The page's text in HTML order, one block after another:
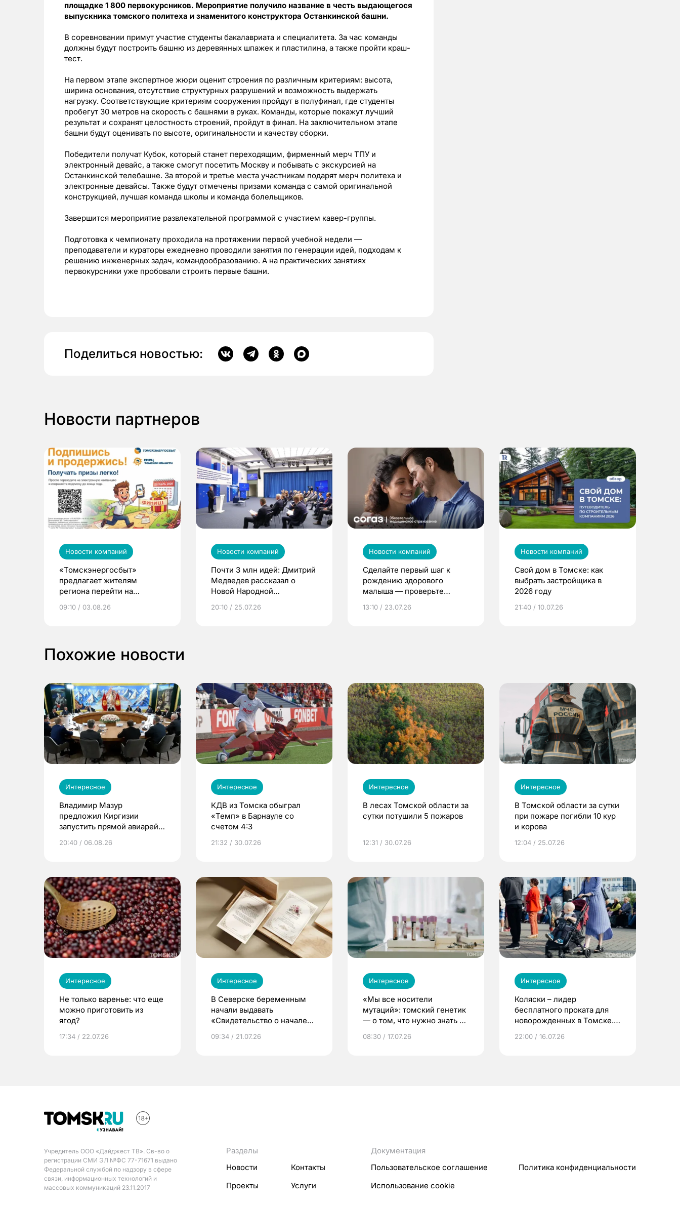
площадке 1 800 первокурсников. Мероприятие получило название в честь выдающегося
выпускника томского политеха и знаменитого конструктора Останкинской башни.
В соревновании примут участие студенты бакалавриата и специалитета. За час команды
должны будут построить башню из деревянных шпажек и пластилина, а также пройти краш-
тест.
На первом этапе экспертное жюри оценит строения по различным критериям: высота,
ширина основания, отсутствие структурных разрушений и возможность выдержать
нагрузку. Соответствующие критериям сооружения пройдут в полуфинал, где студенты
пробегут 30 метров на скорость с башнями в руках. Команды, которые покажут лучший
результат и сохранят целостность строений, пройдут в финал. На заключительном этапе
башни будут оценивать по высоте, оригинальности и качеству сборки.
Победители получат Кубок, который станет переходящим, фирменный мерч ТПУ и
электронный девайс, а также смогут посетить Москву и побывать с экскурсией на
Останкинской телебашне. За второй и третье места участникам подарят мерч политеха и
электронные девайсы. Также будут отмечены призами команда с самой оригинальной
конструкцией, лучшая команда школы и команда болельщиков.
Завершится мероприятие развлекательной программой с участием кавер-группы.
Подготовка к чемпионату проходила на протяжении первой учебной недели —
преподаватели и кураторы ежедневно проводили занятия по генерации идей, подходам к
решению инженерных задач, командообразованию. А на практических занятиях
первокурсники уже пробовали строить первые башни.
Поделиться новостью:
Новости партнеров
Новости компаний
«Томскэнергосбыт»
предлагает жителям
региона перейти на
выиграть призы
09:10 / 03.08.26
Новости компаний
Почти 3 млн идей: Дмитрий
Медведев рассказал о
Новой Народной
20:10 / 25.07.26
Новости компаний
Сделайте первый шаг к
рождению здорового
малыша — проверьте
по ОМС!
13:10 / 23.07.26
Новости компаний
Свой дом в Томске: как
выбрать застройщика в
2026 году
21:40 / 10.07.26
Похожие новости
Интересное
Владимир Мазур
предложил Киргизии
запустить прямой авиарейс
20:40 / 06.08.26
Интересное
КДВ из Томска обыграл
«Темп» в Барнауле со
счетом 4:3
21:32 / 30.07.26
Интересное
В лесах Томской области за
сутки потушили 5 пожаров
12:31 / 30.07.26
Интересное
В Томской области за сутки
при пожаре погибли 10 кур
и корова
12:04 / 25.07.26
Интересное
Не только варенье: что еще
можно приготовить из
ягод?
17:34 / 22.07.26
Интересное
В Северске беременным
начали выдавать
«Свидетельство о начале
09:34 / 21.07.26
Интересное
«Мы все носители
мутаций»: томский генетик
— о том, что нужно знать до
08:30 / 17.07.26
Интересное
Коляски – лидер
бесплатного проката для
новорожденных в Томске.
22:00 / 16.07.26
Учредитель ООО «Дайджест ТВ». Св-во о
регистрации СМИ ЭЛ №ФС 77-71671 выдано
Федеральной службой по надзору в сфере
связи, информационных технологий и
массовых коммуникаций 23.11.2017
Разделы
Новости
Контакты
Проекты
Услуги
Документация
Пользовательское соглашение
Политика конфиденциальности
Использование cookie